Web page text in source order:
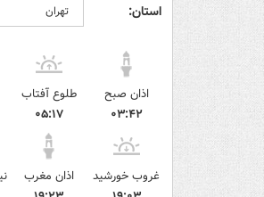
استان:
اذان صبح
۰۳:۴۲
طلوع آفتاب
۰۵:۱۷
غروب خورشید
اذان مغرب